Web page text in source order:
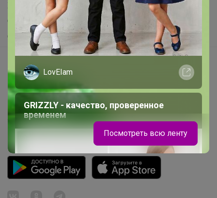
Хиты продаж
Самое желанное
Самое быстрое
Picabox.ru - Лучшее место для ваших изображений
Розыгрыш - Генератор случайных чисел
Пульс нашего маркетплейса
Укорачиватель ссылок
LovEIam
GRIZZLY - качество, проверенное
временем
Посмотреть всю ленту